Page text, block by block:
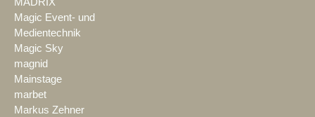
Magic Event- und
Medientechnik
Magic Sky
magnid
Mainstage
marbet
Markus Zehner